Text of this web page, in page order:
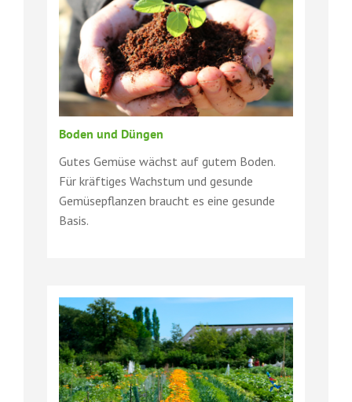
Boden und Düngen
Gutes Gemüse wächst auf gutem Boden.
Für kräftiges Wachstum und gesunde
Gemüsepflanzen braucht es eine gesunde
Basis.